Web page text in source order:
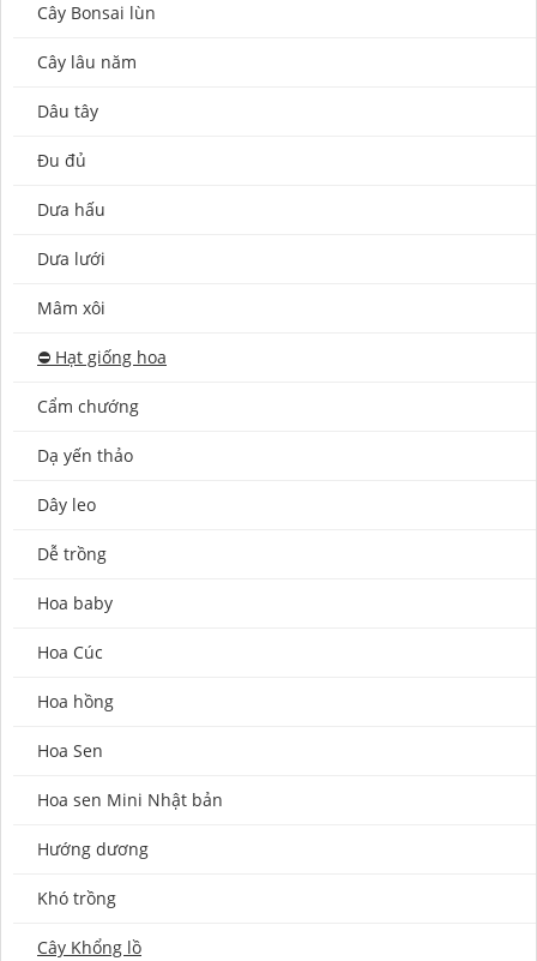
Cây Bonsai lùn
Cây lâu năm
Dâu tây
Đu đủ
Dưa hấu
Dưa lưới
Mâm xôi
⛔️ Hạt giống hoa
Cẩm chướng
Dạ yến thảo
Dây leo
Dễ trồng
Hoa baby
Hoa Cúc
Hoa hồng
Hoa Sen
Hoa sen Mini Nhật bản
Hướng dương
Khó trồng
Cây Khổng lồ